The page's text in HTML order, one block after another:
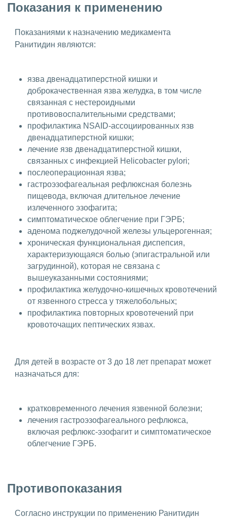
Показания к применению
Показаниями к назначению медикамента
Ранитидин являются:
язва двенадцатиперстной кишки и
доброкачественная язва желудка, в том числе
связанная с нестероидными
противовоспалительными средствами;
профилактика NSAID-ассоциированных язв
двенадцатиперстной кишки;
лечение язв двенадцатиперстной кишки,
связанных с инфекцией Helicobacter pylori;
послеоперационная язва;
гастроэзофагеальная рефлюксная болезнь
пищевода, включая длительное лечение
излеченного эзофагита;
симптоматическое облегчение при ГЭРБ;
аденома поджелудочной железы ульцерогенная;
хроническая функциональная диспепсия,
характеризующаяся болью (эпигастральной или
загрудинной), которая не связана с
вышеуказанными состояниями;
профилактика желудочно-кишечных кровотечений
от язвенного стресса у тяжелобольных;
профилактика повторных кровотечений при
кровоточащих пептических язвах.
Для детей в возрасте от 3 до 18 лет препарат может
назначаться для:
кратковременного лечения язвенной болезни;
лечения гастроэзофагеального рефлюкса,
включая рефлюкс-эзофагит и симптоматическое
облегчение ГЭРБ.
Противопоказания
Согласно инструкции по применению Ранитидин